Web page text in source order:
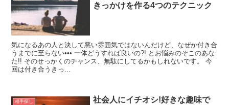
きっかけを作る4つのテクニック
気になるあの人と決して悪い雰囲気ではないんだけど、なぜか付き合
うまでに至らない••• 一体どうすれば良いの?! とお悩みのそこのあな
た!! そのせっかくのチャンス、無駄にしてるかもしれないです。 今
回は付き合うきっ...
相手探し
社会人にイチオシ!好きな趣味で